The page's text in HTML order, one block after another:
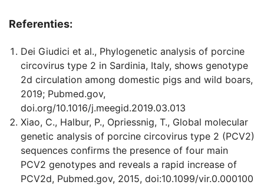
Referenties:
Dei Giudici et al., Phylogenetic analysis of porcine
circovirus type 2 in Sardinia, Italy, shows genotype
2d circulation among domestic pigs and wild boars,
2019; Pubmed.gov,
doi.org/10.1016/j.meegid.2019.03.013
Xiao, C., Halbur, P., Opriessnig, T., Global molecular
genetic analysis of porcine circovirus type 2 (PCV2)
sequences confirms the presence of four main
PCV2 genotypes and reveals a rapid increase of
PCV2d, Pubmed.gov, 2015, doi:10.1099/vir.0.000100